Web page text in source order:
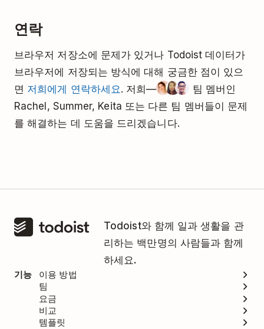
연락
브라우저 저장소에 문제가 있거나 Todoist 데이터가
브라우저에 저장되는 방식에 대해 궁금한 점이 있으
면 저희에게 연락하세요. 저희—
팀 멤버인
Rachel, Summer, Keita 또는 다른 팀 멤버들이 문제
를 해결하는 데 도움을 드리겠습니다.
Todoist와 함께 일과 생활을 관
리하는 백만명의 사람들과 함께
하세요.
기능
이용 방법
팀
요금
비교
템플릿